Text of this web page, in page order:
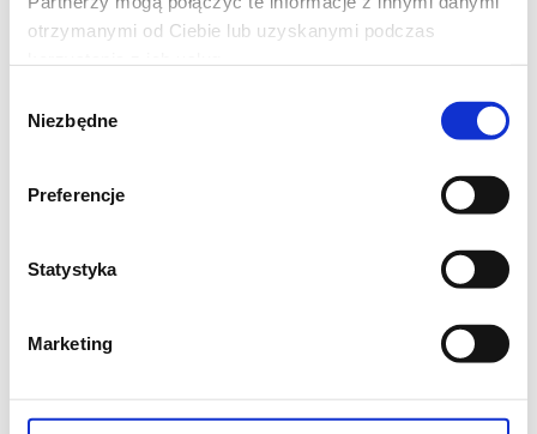
otrzymanymi od Ciebie lub uzyskanymi podczas
zgody
Niezbędne
Preferencje
Statystyka
Marketing